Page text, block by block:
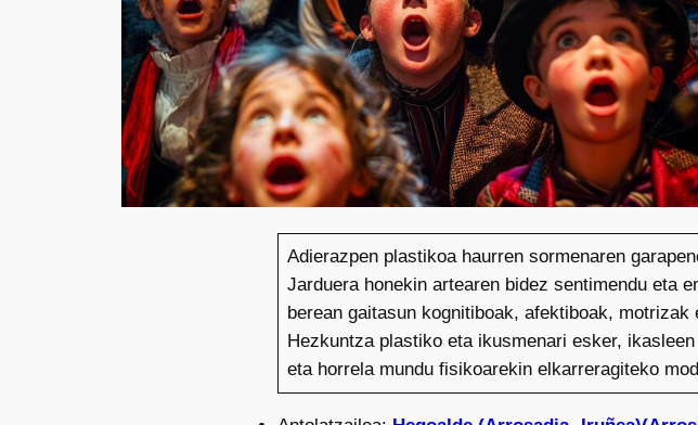
Adierazpen plastikoa haurren sormenaren
Jarduera honekin artearen bidez sentimendu eta
berean gaitasun kognitiboak, afektiboak, motrizak
Hezkuntza plastiko eta ikusmenari esker,
eta horrela mundu fisikoarekin elkarreragiteko